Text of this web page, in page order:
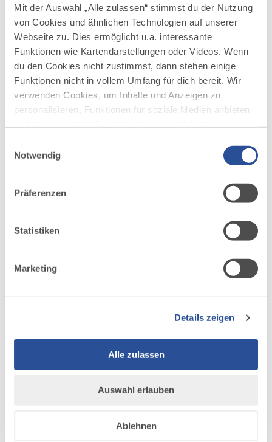
Mit der Auswahl „Alle zulassen“ stimmst du der Nutzung
von Cookies und ähnlichen Technologien auf unserer
Webseite zu. Dies ermöglicht u.a. interessante
Funktionen wie Kartendarstellungen oder Videos. Wenn
du den Cookies nicht zustimmst, dann stehen einige
Funktionen nicht in vollem Umfang für dich bereit. Wir
verwenden Cookies, um Inhalte und Anzeigen zu
personalisieren, Funktionen für soziale Medien anbieten
deiner Verwendung unserer Website an unsere Partner
möglicherweise mit weiteren Daten zusammen, die du
Nutzung der Dienste gesammelt haben.
Notwendig
Präferenzen
Statistiken
Marketing
Details zeigen
Alle zulassen
Auswahl erlauben
Ablehnen
WANDERTOUR
3
Gamskopf mit Panoramainformator
Herrlicher Panoramablick über das ganze Tannheimer
Tal.
Dem Weg weiter folgend erreicht man in wenigen
Minuten den Gipfel des Gamskopfes. An klaren TAgen
warten dort oben ein sagenhaftes Bergpanorama und
eine Fernsicht, wie man sie sonst nur selten erlebt -
0,5 km
64 m
WANDERTOUR
In und um Bad Wörishofen stehen Ihnen
Nordic-Walking-Runden mit unterschiedlichen Längen
Die ausgeschilderten Touren führen durch die hügelige
DAUER
leicht
dazu